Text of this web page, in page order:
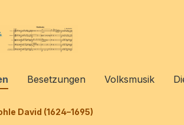
Besetzungen Volksmusik
David (1624–1695)